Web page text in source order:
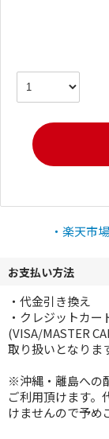
・楽天市
お支払い方法
・代金引き換え
・クレジットカー
(VISA/MASTER
取り扱いとなりま
※沖縄・離島への
ご利用頂けます。
けませんので予め